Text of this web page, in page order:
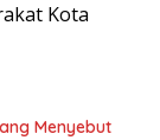
Kota
Menyebut